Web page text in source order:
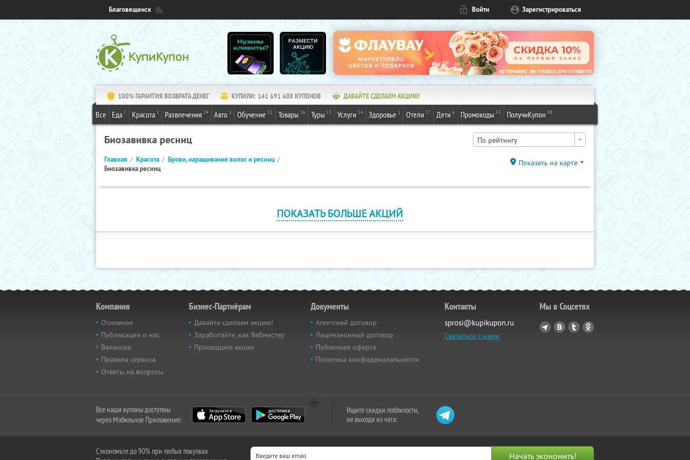
Благовещенск Войти Зарегистрироваться
100% ГАРАНТИЯ ВОЗВРАТА ДЕНЕГ КУПИЛИ: 141 691 608 КУПОНОВ ДАВАЙТЕ СДЕЛАЕМ АКЦИЮ!
Все Еда 7 Красота 1 Развлечения 24 Авто 1 Обучение 31 Товары 26 Туры 13 Услуги 14 Здоровье 1 Отели 17 Дети 6 Промокоды 53 ПолучиКупон 88
Биозавивка ресниц По рейтингу
Главная Красота
Брови, наращивание волос и ресниц
Биозавивка ресниц
Показать на карте
ПОКАЗАТЬ БОЛЬШЕ АКЦИЙ
Компания
Основное
Публикации о нас
Вакансии
Правила сервиса
Ответы на вопросы
Бизнес-Партнёрам
Давайте сделаем акцию!
Заработайте, как Вебмастер
Прошедшие акции
Документы
Агентский договор
Лицензионный договор
Публичная оферта
Политика конфиденциальности
Контакты
sprosi@kupikupon.ru
Связаться с нами
Мы в Соцсетях
Все наши купоны доступны
через Мобильное Приложение:
Ищите скидки поблизости,
не выходя из чата:
Сэкономьте до 90% при любых покупках